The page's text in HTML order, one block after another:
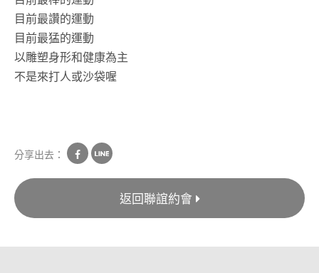
目前最讚的運動
目前最猛的運動
以雕塑身形和健康為主
不是來打人或沙袋喔
分享出去：
返回聯誼約會